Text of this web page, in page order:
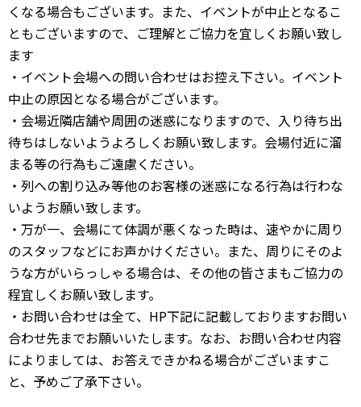
くなる場合もございます。また、イベントが中止となるこ
ともございますので、ご理解とご協力を宜しくお願い致し
ます
・イベント会場への問い合わせはお控え下さい。イベント
中止の原因となる場合がございます。
・会場近隣店舗や周囲の迷惑になりますので、入り待ち出
待ちはしないようよろしくお願い致します。会場付近に溜
まる等の行為もご遠慮ください。
・列への割り込み等他のお客様の迷惑になる行為は行わな
いようお願い致します。
・万が一、会場にて体調が悪くなった時は、速やかに周り
のスタッフなどにお声かけください。また、周りにそのよ
うな方がいらっしゃる場合は、その他の皆さまもご協力の
程宜しくお願い致します。
・お問い合わせは全て、HP下記に記載しておりますお問い
合わせ先までお願いいたします。なお、お問い合わせ内容
によりましては、お答えできかねる場合がございますこ
と、予めご了承下さい。